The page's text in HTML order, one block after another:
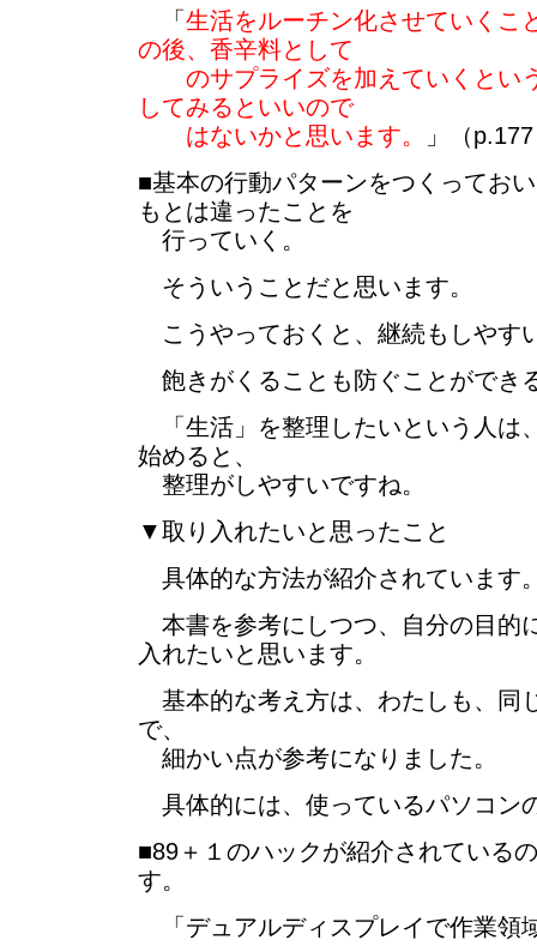
「 生活をルーチン化させていくこ
の後、香辛料として
のサプライズを加えていくとい
してみるといいので
はないかと思います。
」（
■基本の行動パターンをつくってお
もとは違ったことを
行っていく。
そういうことだと思います。
こうやっておくと、継続もしやす
飽きがくることも防ぐことができ
「生活」を整理したいという人は
始めると、
整理がしやすいですね。
▼取り入れたいと思ったこと
具体的な方法が紹介されています
本書を参考にしつつ、自分の目的
入れたいと思います。
基本的な考え方は、わたしも、同
で、
細かい点が参考になりました。
具体的には、使っているパソコン
■89＋１のハックが紹介されている
す。
「デュアルディスプレイで作業領